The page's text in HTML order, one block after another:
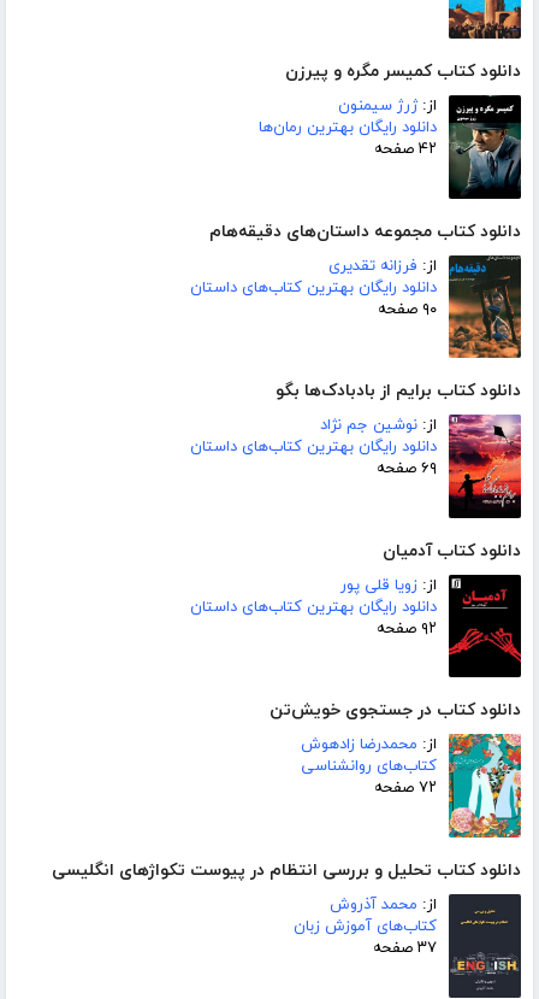
دانلود کتاب کمیسر مگره و پیرزن
از:ژرژ سیمنون
دانلود رایگان بهترین رمان‌ها
۴۲ صفحه
دانلود کتاب مجموعه داستان‌های دقیقه‌هام
از: فرزانه تقدیری
دانلود رایگان بهترین کتاب‌های داستان
۹۰ صفحه
دانلود کتاب برایم از بادبادک‌ها بگو
از: نوشین جم نژاد
دانلود رایگان بهترین کتاب‌های داستان
۶۹ صفحه
دانلود کتاب آدمیان
از: زویا قلی پور
دانلود رایگان بهترین کتاب‌های داستان
۹۲ صفحه
دانلود کتاب در جستجوی خویش‌تن
از: محمدرضا زادهوش
کتاب‌های روانشناسی
۷۲ صفحه
دانلود کتاب تحلیل و بررسی انتظام در پیوست تکواژهای انگلیسی
از: محمد آذروش
کتاب‌های آموزش زبان
۳۷ صفحه